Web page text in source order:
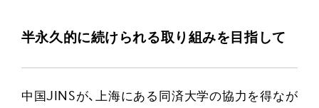
半永久的に続けられる取り組みを目指して
中国JINSが、上海にある同済大学の協力を得なが